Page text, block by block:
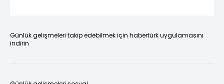
Günlük gelişmeleri takip edebilmek için habertürk uygulamasını
indirin